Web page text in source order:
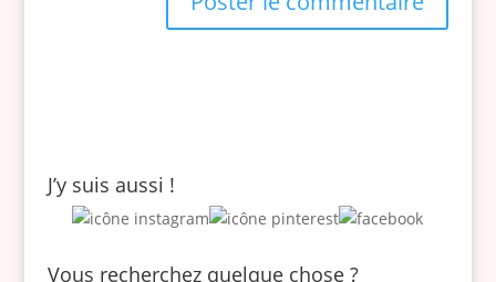
J’y suis aussi !
Vous recherchez quelque chose ?